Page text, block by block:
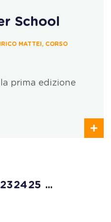
School
MATTEI, CORSO
prima edizione
232425 ...